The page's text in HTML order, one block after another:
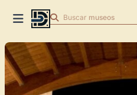
Buscar museos